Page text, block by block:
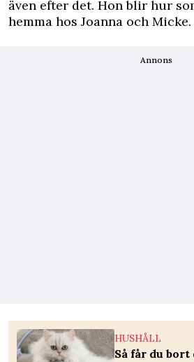
även efter det. Hon blir hur
hemma hos Joanna och Micke.
Annons
HUSHÅLL
Så får du